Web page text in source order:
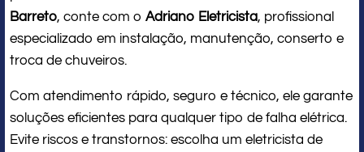
Barreto, conte com o Adriano Eletricista, profissional
especializado em instalação, manutenção, conserto e
troca de chuveiros.
Com atendimento rápido, seguro e técnico, ele garante
soluções eficientes para qualquer tipo de falha elétrica.
Evite riscos e transtornos: escolha um eletricista de